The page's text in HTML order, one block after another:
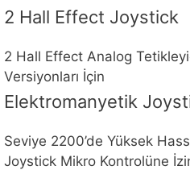
2 Hall Effect Joystick
2 Hall Effect Analog
Versiyonları İçin
Elektromanyetik
Seviye 2200’de Yüksek
Joystick Mikro Kontrolüne